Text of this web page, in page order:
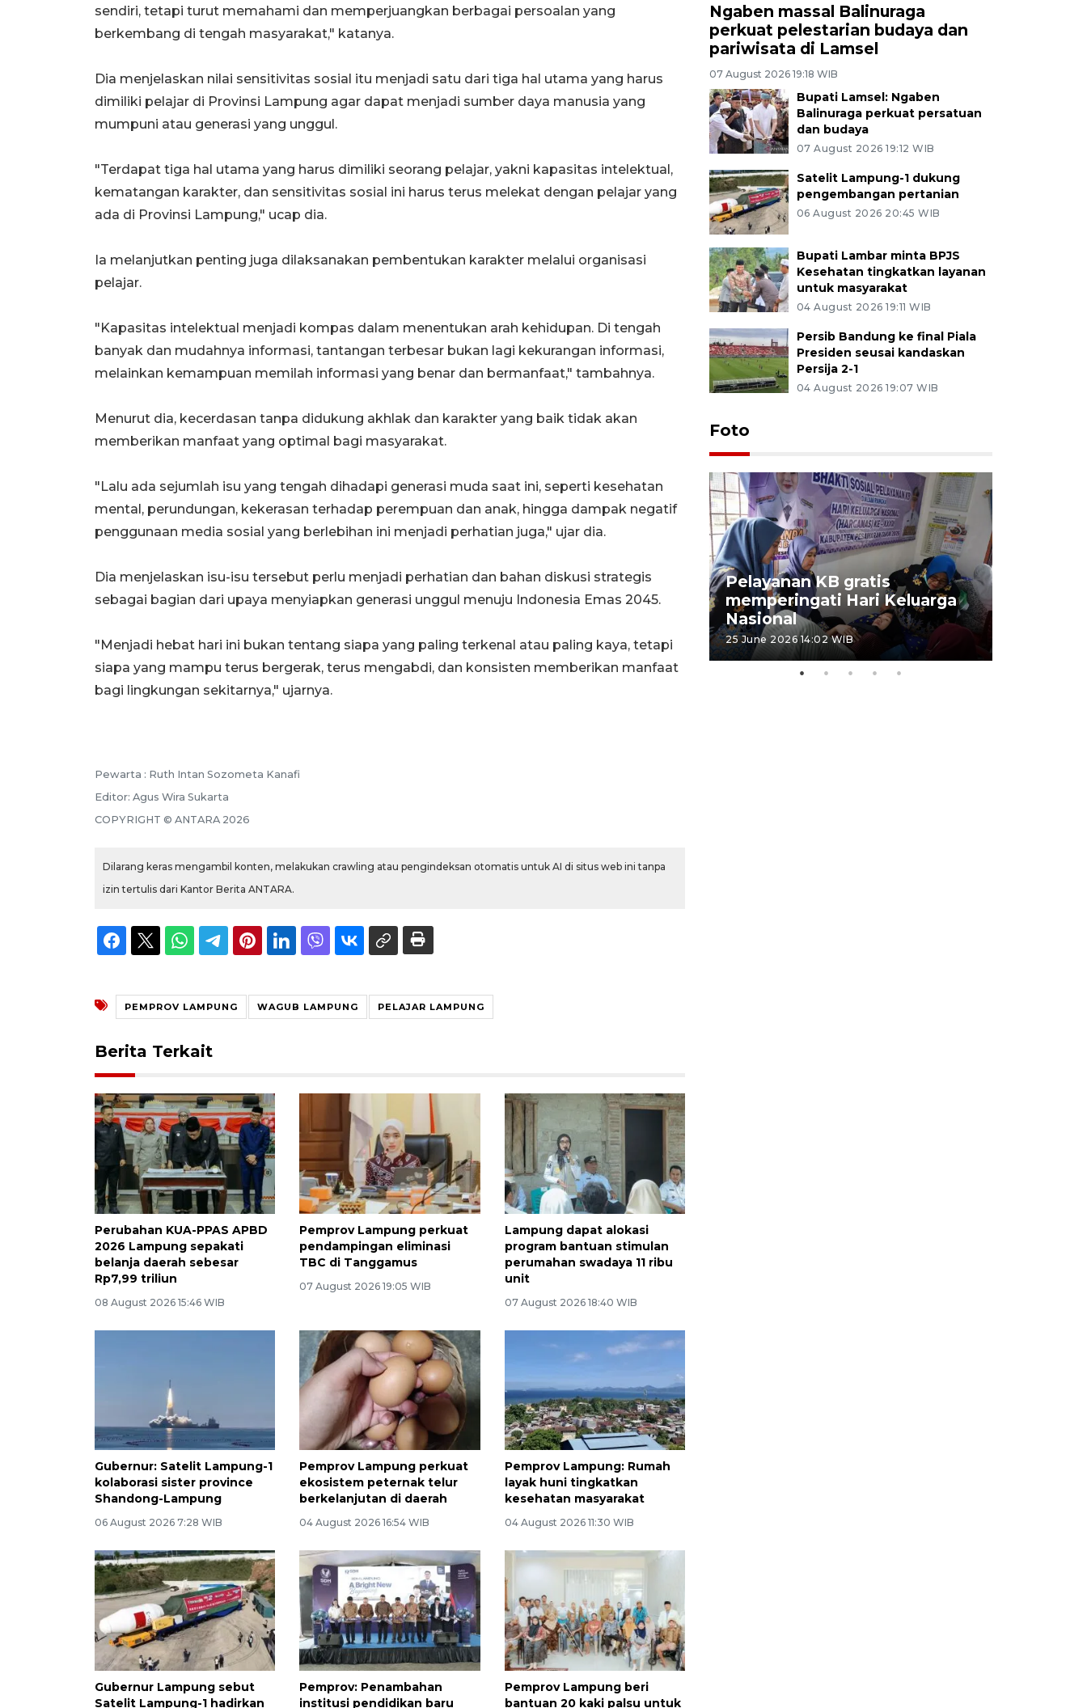
sendiri, tetapi turut memahami dan memperjuangkan berbagai persoalan yang
berkembang di tengah masyarakat," katanya.
Dia menjelaskan nilai sensitivitas sosial itu menjadi satu dari tiga hal utama yang harus
dimiliki pelajar di Provinsi Lampung agar dapat menjadi sumber daya manusia yang
mumpuni atau generasi yang unggul.
"Terdapat tiga hal utama yang harus dimiliki seorang pelajar, yakni kapasitas intelektual,
kematangan karakter, dan sensitivitas sosial ini harus terus melekat dengan pelajar yang
ada di Provinsi Lampung," ucap dia.
Ia melanjutkan penting juga dilaksanakan pembentukan karakter melalui organisasi
pelajar.
"Kapasitas intelektual menjadi kompas dalam menentukan arah kehidupan. Di tengah
banyak dan mudahnya informasi, tantangan terbesar bukan lagi kekurangan informasi,
melainkan kemampuan memilah informasi yang benar dan bermanfaat," tambahnya.
Menurut dia, kecerdasan tanpa didukung akhlak dan karakter yang baik tidak akan
memberikan manfaat yang optimal bagi masyarakat.
"Lalu ada sejumlah isu yang tengah dihadapi generasi muda saat ini, seperti kesehatan
mental, perundungan, kekerasan terhadap perempuan dan anak, hingga dampak negatif
penggunaan media sosial yang berlebihan ini menjadi perhatian juga," ujar dia.
Dia menjelaskan isu-isu tersebut perlu menjadi perhatian dan bahan diskusi strategis
sebagai bagian dari upaya menyiapkan generasi unggul menuju Indonesia Emas 2045.
"Menjadi hebat hari ini bukan tentang siapa yang paling terkenal atau paling kaya, tetapi
siapa yang mampu terus bergerak, terus mengabdi, dan konsisten memberikan manfaat
bagi lingkungan sekitarnya," ujarnya.
Pewarta : Ruth Intan Sozometa Kanafi
Editor: Agus Wira Sukarta
COPYRIGHT © ANTARA 2026
Dilarang keras mengambil konten, melakukan crawling atau pengindeksan otomatis untuk AI di situs web ini tanpa
izin tertulis dari Kantor Berita ANTARA.
PEMPROV LAMPUNG WAGUB LAMPUNG PELAJAR LAMPUNG
Berita Terkait
Perubahan KUA-PPAS APBD
2026 Lampung sepakati
belanja daerah sebesar
Rp7,99 triliun
08 August 2026 15:46 WIB
Pemprov Lampung perkuat
pendampingan eliminasi
TBC di Tanggamus
07 August 2026 19:05 WIB
Lampung dapat alokasi
program bantuan stimulan
perumahan swadaya 11 ribu
unit
07 August 2026 18:40 WIB
Gubernur: Satelit Lampung-1
kolaborasi sister province
Shandong-Lampung
06 August 2026 7:28 WIB
Pemprov Lampung perkuat
ekosistem peternak telur
berkelanjutan di daerah
04 August 2026 16:54 WIB
Pemprov Lampung: Rumah
layak huni tingkatkan
kesehatan masyarakat
04 August 2026 11:30 WIB
Gubernur Lampung sebut
Satelit Lampung-1 hadirkan
Pemprov: Penambahan
institusi pendidikan baru
Pemprov Lampung beri
bantuan 20 kaki palsu untuk
Ngaben massal Balinuraga
perkuat pelestarian budaya dan
pariwisata di Lamsel
07 August 2026 19:18 WIB
Bupati Lamsel: Ngaben
Balinuraga perkuat persatuan
dan budaya
07 August 2026 19:12 WIB
Satelit Lampung-1 dukung
pengembangan pertanian
06 August 2026 20:45 WIB
Bupati Lambar minta BPJS
Kesehatan tingkatkan layanan
untuk masyarakat
04 August 2026 19:11 WIB
Persib Bandung ke final Piala
Presiden seusai kandaskan
Persija 2-1
04 August 2026 19:07 WIB
Foto
Tingkat hunian hotel di
Lampung naik pada Maret
12 May 2026 15:06 WIB
Pelayanan KB gratis
memperingati Hari Keluarga
Nasional
25 June 2026 14:02 WIB